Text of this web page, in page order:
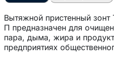
Вытяжной пристенный зонт
П предназначен для
пара, дыма, жира и
предприятиях